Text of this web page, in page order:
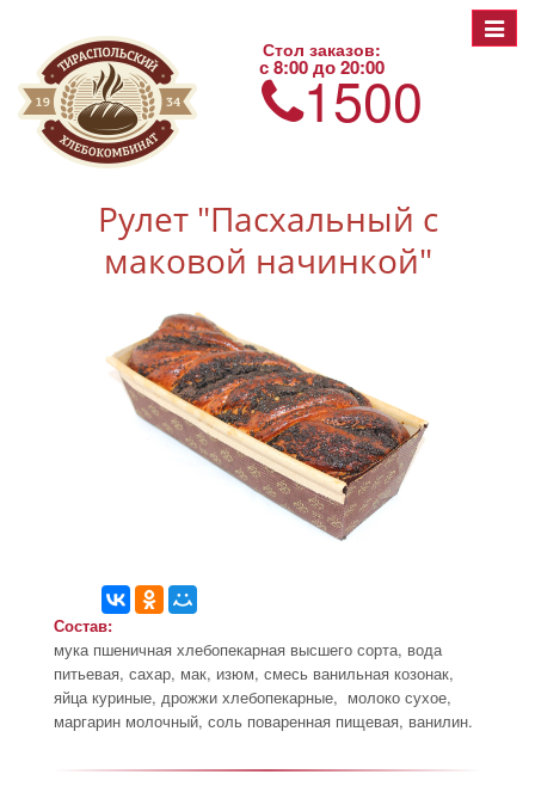
Toggle
Стол заказов:
с 8:00 до 20:00
1500
Рулет "Пасхальный с
маковой начинкой"
Состав:
мука пшеничная хлебопекарная высшего сорта, вода
питьевая, сахар, мак, изюм, смесь ванильная козонак,
яйца куриные, дрожжи хлебопекарные, молоко сухое,
маргарин молочный, соль поваренная пищевая, ванилин.